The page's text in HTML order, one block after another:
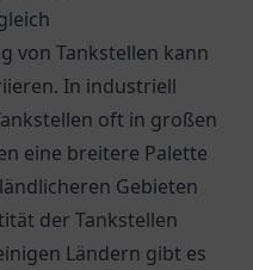
von Tankstellen kann
In industriell
oft in großen
eine breitere Palette
Gebieten
der Tankstellen
Ländern gibt es